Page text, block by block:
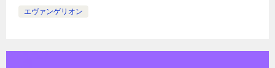
エヴァンゲリオン